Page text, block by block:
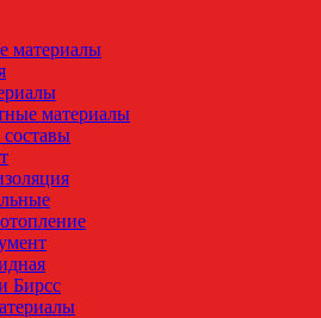
материалы
материалы
Бирсс